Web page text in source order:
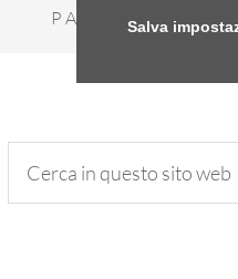
PARADOSSI
Salva